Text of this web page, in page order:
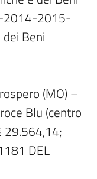
2014-2015-
Beni
(MO) –
Blu (centro
29.564,14;
DEL